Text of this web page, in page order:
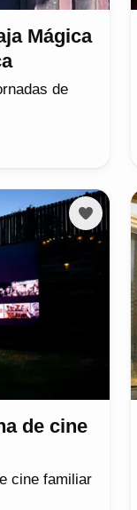
Mágica
de
de cine
cine familiar